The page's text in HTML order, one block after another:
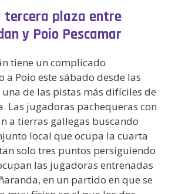
tercera plaza entre
y Poio Pescamar
tiene un complicado
a Poio este sábado desde las
una de las pistas más difíciles de
Las jugadoras pachequeras con
a tierras gallegas buscando
local que ocupa la cuarta
solo tres puntos persiguiendo
las jugadoras entrenadas
en un partido en que se